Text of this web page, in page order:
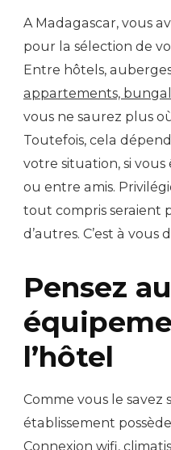
A Madagascar, vous
pour la sélection de
Entre hôtels,
appartements,
vous ne saurez plus
Toutefois, cela
votre situation, si
ou entre amis.
tout compris seraient
d’autres. C’est à vous
Pensez
l’hôtel
Comme vous le
établissement
Connexion wifi,